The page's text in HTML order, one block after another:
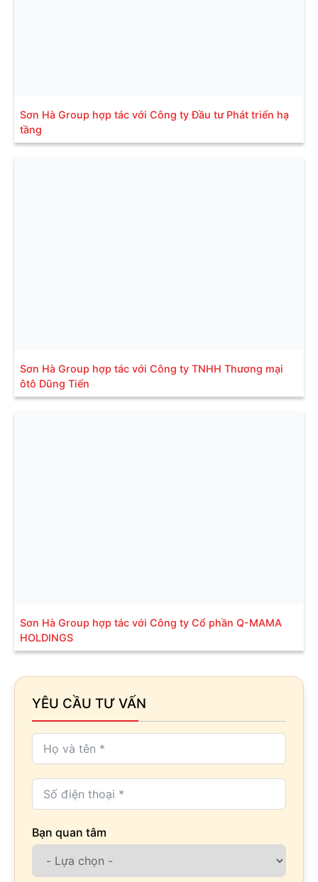
Sơn Hà Group hợp tác với Công ty Đầu tư Phát triển hạ
tầng
Sơn Hà Group hợp tác với Công ty TNHH Thương mại
ôtô Dũng Tiến
Sơn Hà Group hợp tác với Công ty Cổ phần Q-MAMA
HOLDINGS
YÊU CẦU TƯ VẤN
Bạn quan tâm